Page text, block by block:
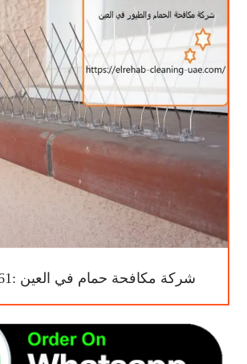
شركة مكافحة حمام في العين :0507036261